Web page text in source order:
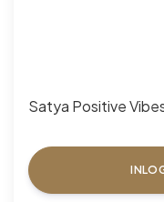
Satya Positive